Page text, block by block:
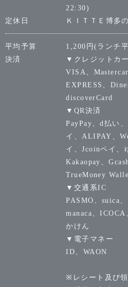
22:30)
定休日
ＫＩＴＴＥ博多
平均予算
1,200円(ランチ
決済
▼クレジットカ
VISA、
EXPRESS、
discoverCard
▼QR決済
PayPay、d払い
イ、ALIPAY、
イ、Jcoinペイ、
Kakaopay、
TrueMoney
▼交通系IC
PASMO、suica
manaca、
かけん
▼電子マネー
ID、WAON
※レシート及び